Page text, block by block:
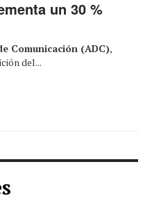
un 30 %
Comunicación (ADC),
del...